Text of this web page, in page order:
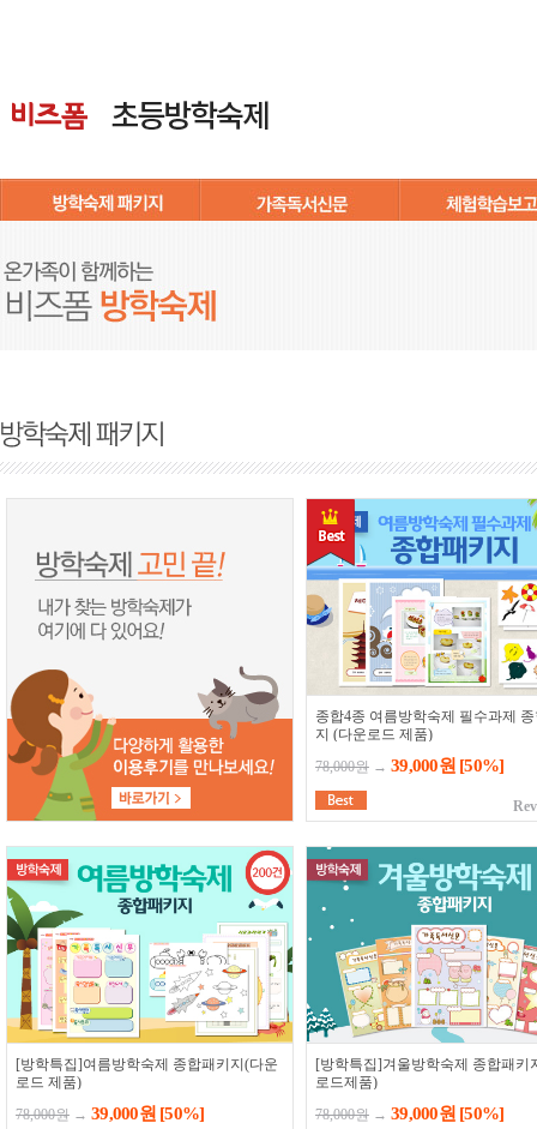
종합4종 여름방학숙제 필수과제
지 (다운로드 제품)
78,000원 → 39,000원 [50%]
[방학특집]여름방학숙제 종합패키지(다운
로드 제품)
78,000원 → 39,000원 [50%]
[방학특집]겨울방학숙제 종합패키
로드제품)
78,000원 → 39,000원 [50%]